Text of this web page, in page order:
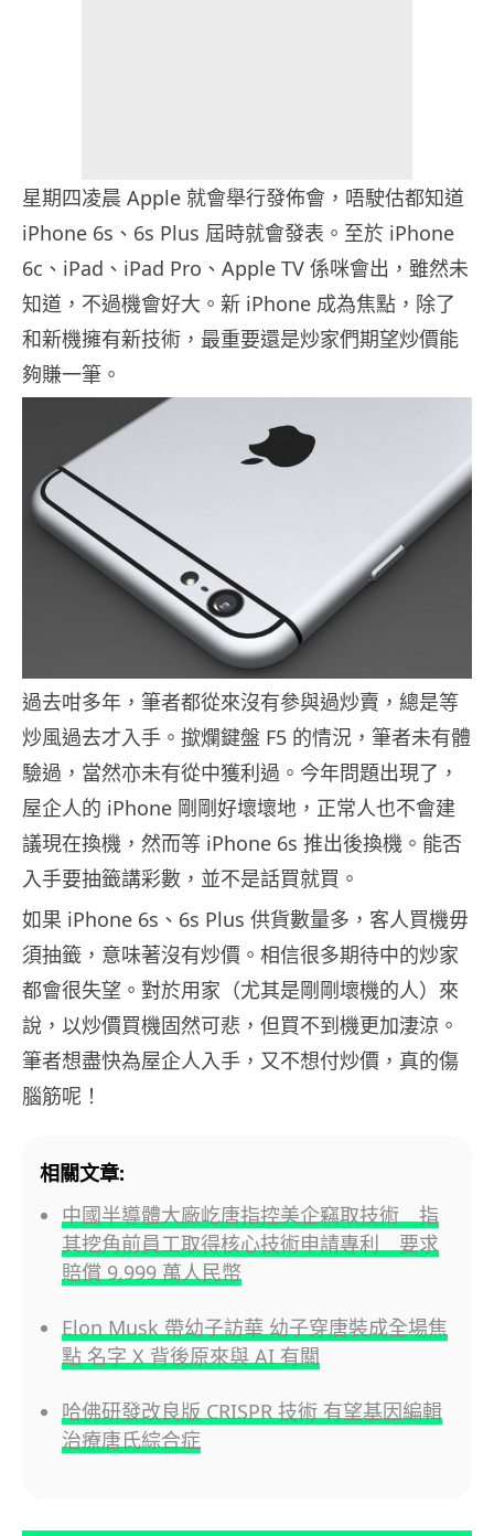
星期四凌晨 Apple 就會舉行發佈會，唔駛估都知道
iPhone 6s、6s Plus 屆時就會發表。至於 iPhone
6c、iPad、iPad Pro、Apple TV 係咪會出，雖然未
知道，不過機會好大。新 iPhone 成為焦點，除了
和新機擁有新技術，最重要還是炒家們期望炒價能
夠賺一筆。
過去咁多年，筆者都從來沒有參與過炒賣，總是等
炒風過去才入手。撳爛鍵盤 F5 的情況，筆者未有體
驗過，當然亦未有從中獲利過。今年問題出現了，
屋企人的 iPhone 剛剛好壞壞地，正常人也不會建
議現在換機，然而等 iPhone 6s 推出後換機。能否
入手要抽籤講彩數，並不是話買就買。
如果 iPhone 6s、6s Plus 供貨數量多，客人買機毋
須抽籤，意味著沒有炒價。相信很多期待中的炒家
都會很失望。對於用家（尤其是剛剛壞機的人）來
說，以炒價買機固然可悲，但買不到機更加淒涼。
筆者想盡快為屋企人入手，又不想付炒價，真的傷
腦筋呢！
相關文章:
中國半導體大廠屹唐指控美企竊取技術 指
其挖角前員工取得核心技術申請專利 要求
賠償 9,999 萬人民幣
Elon Musk 帶幼子訪華 幼子穿唐裝成全場焦
點 名字 X 背後原來與 AI 有關
哈佛研發改良版 CRISPR 技術 有望基因編輯
治療唐氏綜合症